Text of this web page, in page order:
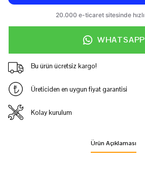
WHATSAPP
Bu ürün ücretsiz kargo!
Üreticiden en uygun fiyat garantisi
Kolay kurulum
Ürün Açıklaması